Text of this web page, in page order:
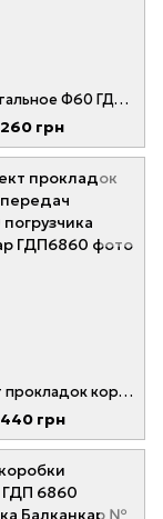
Кольцо стальное Ф60 ГДП6860 № 6855 06.00.04
260 грн
Комплект прокладок коробки передач ГДП6860 погрузчика Балканкар
440 грн